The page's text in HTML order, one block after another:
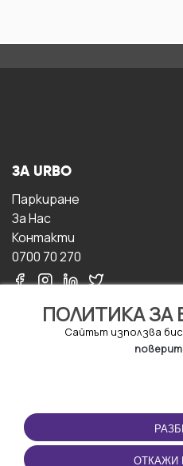
ПОЛИТИКА ЗА
Сайтът използва
ОТКАЖИ
ЗА URBO
Паркиране
За Hас
Контакти
0700 70 270
ПОЛЗВАНЕ
Правила и условия за
ползване